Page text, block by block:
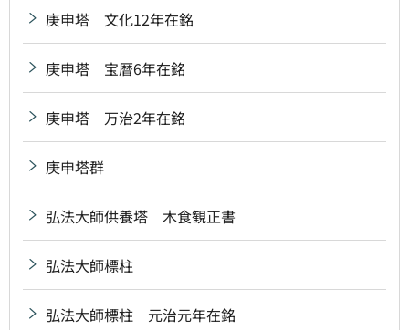
庚申塔 文化12年在銘
庚申塔 宝暦6年在銘
庚申塔 万治2年在銘
庚申塔群
弘法大師供養塔 木食観正書
弘法大師標柱
弘法大師標柱 元治元年在銘